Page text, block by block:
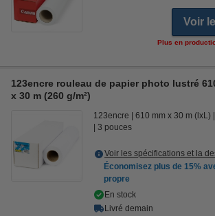
Voir
Plus en
123encre rouleau de papier photo lustré
x 30 m (260 g/m²)
123encre 610 mm x 30 m (lxL)
3 pouces
Voir les spécifications et la
Économisez plus de 15%
propre
En stock
Livré demain